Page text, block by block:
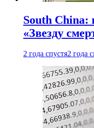
South China:
«Звезду
2 года спустя2 года